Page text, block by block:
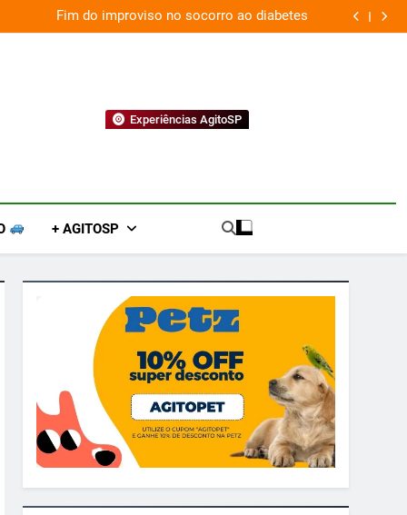
Fim do improviso no socorro ao diabetes
Experiências AgitoSP
+ AGITOSP